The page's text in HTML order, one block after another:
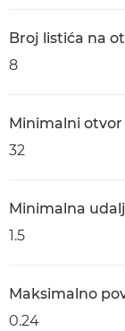
Broj listića na
8
Minimalni otvor
32
Minimalna
1.5
Maksimalno
0.24